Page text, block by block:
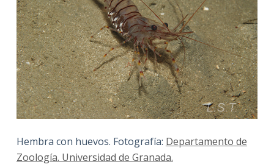
Hembra con huevos. Fotografía: Departamento de
Zoología. Universidad de Granada.